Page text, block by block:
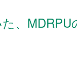
、